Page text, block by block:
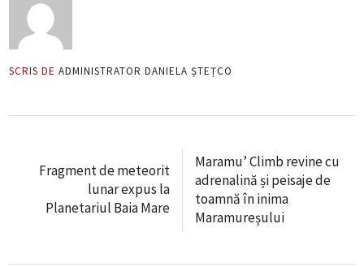
SCRIS DE ADMINISTRATOR DANIELA ȘTEȚCO
Fragment de meteorit
lunar expus la
Planetariul Baia Mare
Maramu’ Climb revine cu
adrenalină și peisaje de
toamnă în inima
Maramureșului